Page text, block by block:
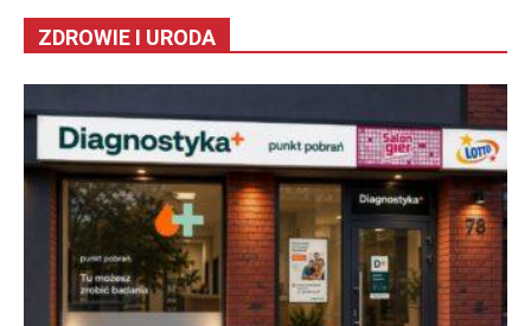
ZDROWIE I URODA